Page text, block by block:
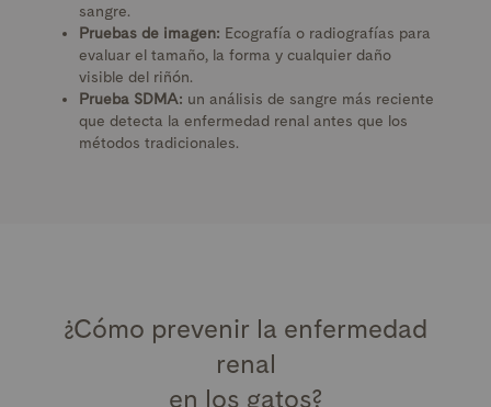
sangre.
Pruebas de imagen: Ecografía o radiografías para
evaluar el tamaño, la forma y cualquier daño
visible del riñón.
Prueba SDMA: un análisis de sangre más reciente
que detecta la enfermedad renal antes que los
métodos tradicionales.
¿Cómo prevenir la enfermedad
renal
en los gatos?